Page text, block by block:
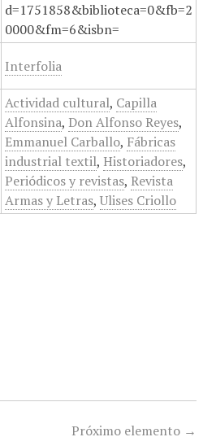
d=1751858&biblioteca=0&fb=2
0000&fm=6&isbn=
Interfolia
Actividad cultural, Capilla
Alfonsina, Don Alfonso Reyes,
Emmanuel Carballo, Fábricas
industrial textil, Historiadores,
Periódicos y revistas, Revista
Armas y Letras, Ulises Criollo
Próximo elemento →